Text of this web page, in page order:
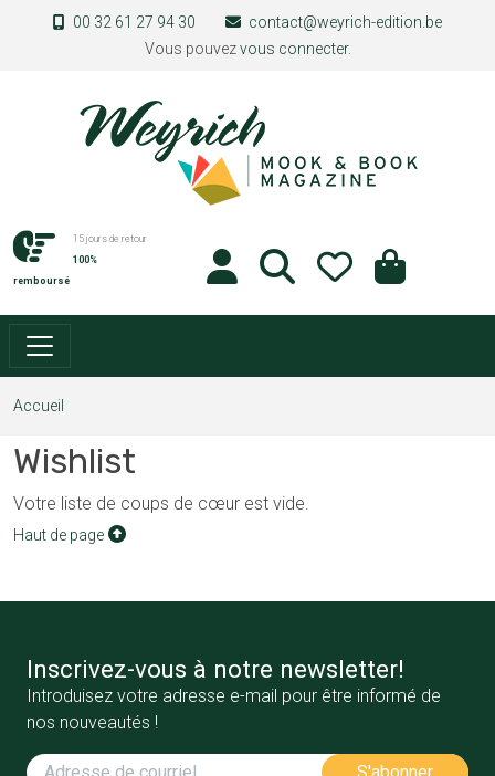
Aller au contenu principal
00 32 61 27 94 30
contact@weyrich-edition.be
Vous pouvezvous connecter.
15 jours de retour
100%
remboursé
Accueil
Wishlist
Votre liste de coups de cœur est vide.
Haut de page
Inscrivez-vous à notre newsletter!
Introduisez votre adresse e-mail pour être informé de
nos nouveautés !